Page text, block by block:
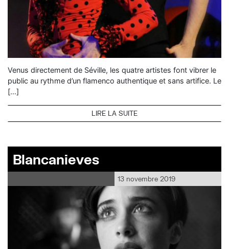
Venus directement de Séville, les quatre artistes font vibrer le
public au rythme d’un flamenco authentique et sans artifice. Le
[…]
LIRE LA SUITE
Blancanieves
13 novembre 2019